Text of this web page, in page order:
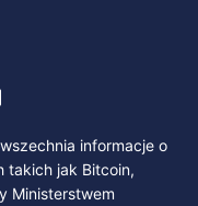
informacje o
takich jak Bitcoin,
Ministerstwem